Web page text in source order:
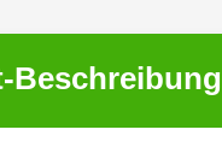
Beschreibung